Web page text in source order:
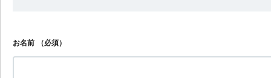
お名前 （必須）